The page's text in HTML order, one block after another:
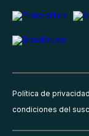
Política de privacidad
condiciones del